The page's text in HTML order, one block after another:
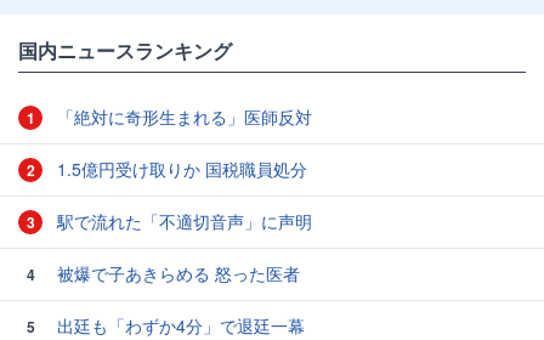
国内ニュースランキング
1 「絶対に奇形生まれる」医師反対
2 1.5億円受け取りか 国税職員処分
3 駅で流れた「不適切音声」に声明
4 被爆で子あきらめる 怒った医者
5
出廷も「わずか4分」で退廷一幕